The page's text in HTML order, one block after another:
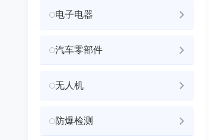
电子电器
汽车零部件
无人机
防爆检测